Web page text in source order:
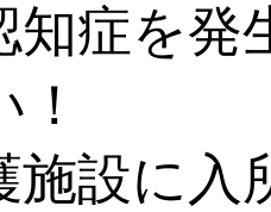
知症を
施設に